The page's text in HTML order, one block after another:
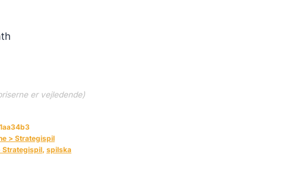
er vejledende)
> Strategispil
, spilska